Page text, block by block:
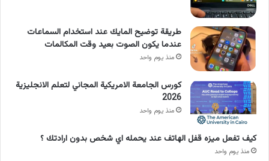
طريقة توضيح المايك عند استخدام السماعات
عندما يكون الصوت بعيد وقت المكالمات
منذ يوم واحد
كورس الجامعة الامريكية المجاني لتعلم الانجليزية
2026
منذ يوم واحد
كيف تفعل ميزه قفل الهاتف عند يحمله اي شخص بدون ارادتك ؟
منذ يوم واحد